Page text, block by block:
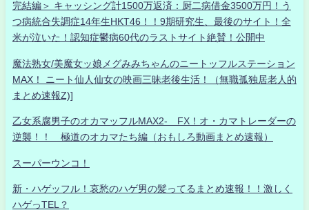
完結編＞ キャッシング計1500万返済：厨二病借金3500万円！う
つ病統合失調症14年生HKT46！！9期研究生、最後のサイト！全
米が泣いた！認知症鬱病60代のラストサイト絶賛！公開中
魔法熟女/美魔女ッ娘メグみみちゃんのニートッフルステーション
MAX！ ニート仙人仙女の映画三昧老後生活！（無職孤独居老人的
まとめ速報Z)]
乙女系腐男子のオカマッフルMAX2- FX！オ・カマトレーダーの
逆襲！！ 極道のオカマたち編（おもしろ動画まとめ速報）
スーパーウンコ！
新・ハゲッフル！哀愁のハゲ男の髪ってるまとめ速報！！激しく
ハゲっTEL？